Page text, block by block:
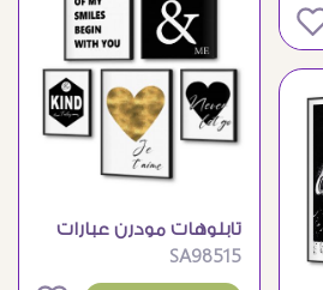
تابلوهات مودرن عبارات
الحب
SA98515